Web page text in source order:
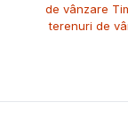
de vânzare
terenuri de